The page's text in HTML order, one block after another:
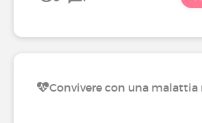
Convivere con una malattia